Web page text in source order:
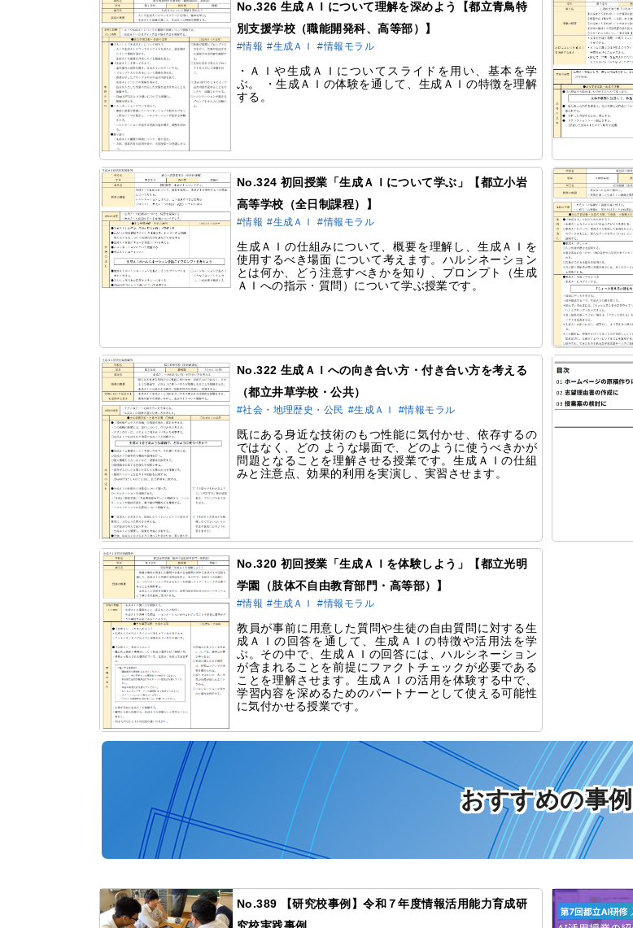
No.326 生成ＡＩについて理解を深めよう【都立青鳥特
別支援学校（職能開発科、高等部）】
#情報 #生成ＡＩ #情報モラル
・ＡＩや生成ＡＩについてスライドを用い、基本を学
ぶ。 ・生成ＡＩの体験を通して、生成ＡＩの特徴を理解
する。
No.324 初回授業「生成ＡＩについて学ぶ」【都立小岩
高等学校（全日制課程）】
#情報 #生成ＡＩ #情報モラル
生成ＡＩの仕組みについて、概要を理解し、生成ＡＩを
使用するべき場面 について考えます。ハルシネーション
とは何か、どう注意すべきかを知り 、プロンプト（生成
ＡＩへの指示・質問）について学ぶ授業です。
No.322 生成ＡＩへの向き合い方・付き合い方を考える
（都立井草学校・公共）
#社会・地理歴史・公民 #生成ＡＩ #情報モラル
既にある身近な技術のもつ性能に気付かせ、依存するの
ではなく、どの ような場面で、どのように使うべきかが
問題となることを理解させる授業です。生成ＡＩの仕組
みと注意点、効果的利用を実演し、実習させます。
No.320 初回授業「生成ＡＩを体験しよう」【都立光明
学園（肢体不自由教育部門・高等部）】
#情報 #生成ＡＩ #情報モラル
教員が事前に用意した質問や生徒の自由質問に対する生
成ＡＩの回答を通して、生成ＡＩの特徴や活用法を学
ぶ。その中で、生成ＡＩの回答には、ハルシネーション
が含まれることを前提にファクトチェックが必要である
ことを理解させます。生成ＡＩの活用を体験する中で、
学習内容を深めるためのパートナーとして使える可能性
に気付かせる授業です。
おすすめの事例
No.389 【研究校事例】令和７年度情報活用能力育成研